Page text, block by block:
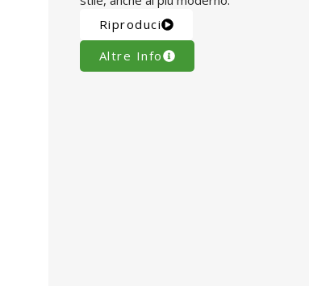
Riproduci
Altre Info